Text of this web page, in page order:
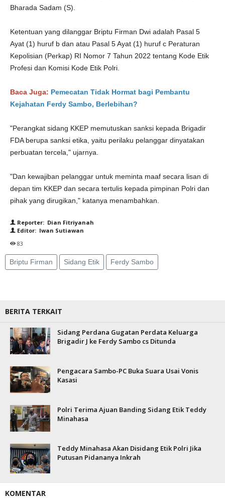
Bharada Sadam (S).
Ketentuan yang dilanggar Briptu Firman Dwi adalah Pasal 5
Ayat (1) huruf b dan atau Pasal 5 Ayat (1) huruf c Peraturan
Kepolisian (Perkap) RI Nomor 7 Tahun 2022 tentang Kode Etik
Profesi dan Komisi Kode Etik Polri.
Baca Juga: Pemecatan Tidak Hormat bagi Pembantu
Kejahatan Ferdy Sambo, Berlebihan?
"Perangkat sidang KKEP memutuskan sanksi kepada Brigadir
FDA berupa sanksi etika, yaitu perilaku pelanggar dinyatakan
perbuatan tercela," ujarnya.
"Dan kewajiban pelanggar untuk meminta maaf secara lisan di
depan tim KKEP dan secara tertulis kepada pimpinan Polri dan
pihak yang dirugikan," katanya menambahkan.
Reporter: Dian Fitriyanah
Editor: Iwan Sutiawan
83
Briptu Firman Sidang Etik Ferdy Sambo
BERITA TERKAIT
Sidang Perdana Gugatan Perdata Keluarga
Brigadir J ke Ferdy Sambo cs Ditunda
Pengacara Sambo-PC Buka Suara Usai Vonis
Kasasi
Polri Terima Ajuan Banding Sidang Etik Teddy
Minahasa
Teddy Minahasa Akan Disidang Etik Polri Jika
Putusan Pidananya Inkrah
KOMENTAR